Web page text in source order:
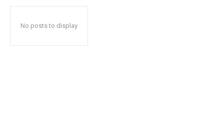
No posts to display